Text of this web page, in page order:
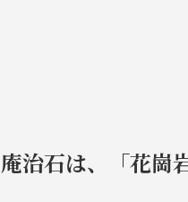
庵治石は、「花崗